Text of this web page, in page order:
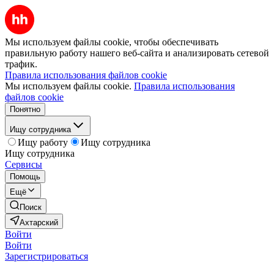
Мы используем файлы cookie, чтобы обеспечивать
правильную работу нашего веб-сайта и анализировать сетевой
трафик.
Правила использования файлов cookie
Мы используем файлы cookie. Правила использования
файлов cookie
Понятно
Ищу сотрудника
Ищу работу
Ищу сотрудника
Ищу сотрудника
Сервисы
Помощь
Ещё
Поиск
Ахтарский
Войти
Войти
Зарегистрироваться